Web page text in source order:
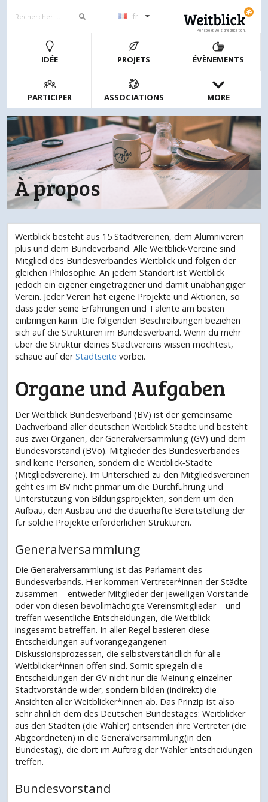
fr
Perspectives d’éducation!
IDÉE PROJETS ÉVÈNEMENTS
PARTICIPER ASSOCIATIONS MORE
À propos
Weitblick besteht aus 15 Stadtvereinen, dem Alumniverein
plus und dem Bundeverband. Alle Weitblick-Vereine sind
Mitglied des Bundesverbandes Weitblick und folgen der
gleichen Philosophie. An jedem Standort ist Weitblick
jedoch ein eigener eingetragener und damit unabhängiger
Verein. Jeder Verein hat eigene Projekte und Aktionen, so
dass jeder seine Erfahrungen und Talente am besten
einbringen kann. Die folgenden Beschreibungen beziehen
sich auf die Strukturen im Bundesverband. Wenn du mehr
über die Struktur deines Stadtvereins wissen möchtest,
schaue auf derStadtseite vorbei.
Organe und Aufgaben
Der Weitblick Bundesverband (BV) ist der gemeinsame
Dachverband aller deutschen Weitblick Städte und besteht
aus zwei Organen, der Generalversammlung (GV) und dem
Bundesvorstand (BVo). Mitglieder des Bundesverbandes
sind keine Personen, sondern die Weitblick‐Städte
(Mitgliedsvereine). Im Unterschied zu den Mitgliedsvereinen
geht es im BV nicht primär um die Durchführung und
Unterstützung von Bildungsprojekten, sondern um den
Aufbau, den Ausbau und die dauerhafte Bereitstellung der
für solche Projekte erforderlichen Strukturen.
Generalversammlung
Die Generalversammlung ist das Parlament des
Bundesverbands. Hier kommen Vertreter*innen der Städte
zusammen – entweder Mitglieder der jeweiligen Vorstände
oder von diesen bevollmächtigte Vereinsmitglieder – und
treffen wesentliche Entscheidungen, die Weitblick
insgesamt betreffen. In aller Regel basieren diese
Entscheidungen auf vorangegangenen
Diskussionsprozessen, die selbstverständlich für alle
Weitblicker*innen offen sind. Somit spiegeln die
Entscheidungen der GV nicht nur die Meinung einzelner
Stadtvorstände wider, sondern bilden (indirekt) die
Ansichten aller Weitblicker*innen ab. Das Prinzip ist also
sehr ähnlich dem des Deutschen Bundestages: Weitblicker
aus den Städten (die Wähler) entsenden ihre Vertreter (die
Abgeordneten) in die Generalversammlung(in den
Bundestag), die dort im Auftrag der Wähler Entscheidungen
treffen.
Bundesvorstand